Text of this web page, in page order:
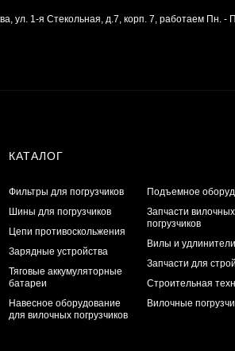
ул. 1-я Стекольная, д.7, корп. 7, работаем Пн. -
КАТАЛОГ
Фильтры для погрузчиков
Шины для погрузчиков
Цепи противоскольжения
Зарядные устройства
Тяговые аккумуляторные
батареи
Навесное оборудование
для вилочных погрузчиков
Подъемное
Запчасти вилочных
погрузчиков
Вилы и
Запчасти для
Строительная
Вилочные